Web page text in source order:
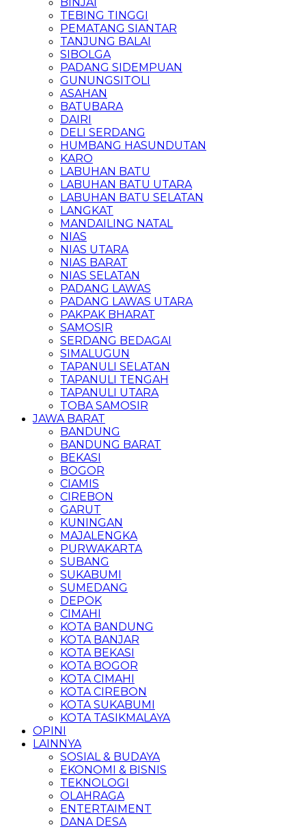
TEBING TINGGI
PEMATANG SIANTAR
TANJUNG BALAI
SIBOLGA
PADANG SIDEMPUAN
GUNUNGSITOLI
ASAHAN
BATUBARA
DAIRI
DELI SERDANG
HUMBANG HASUNDUTAN
KARO
LABUHAN BATU
LABUHAN BATU UTARA
LABUHAN BATU SELATAN
LANGKAT
MANDAILING NATAL
NIAS
NIAS UTARA
NIAS BARAT
NIAS SELATAN
PADANG LAWAS
PADANG LAWAS UTARA
PAKPAK BHARAT
SAMOSIR
SERDANG BEDAGAI
SIMALUGUN
TAPANULI SELATAN
TAPANULI TENGAH
TAPANULI UTARA
TOBA SAMOSIR
JAWA BARAT
BANDUNG
BANDUNG BARAT
BEKASI
BOGOR
CIAMIS
CIREBON
GARUT
KUNINGAN
MAJALENGKA
PURWAKARTA
SUBANG
SUKABUMI
SUMEDANG
DEPOK
CIMAHI
KOTA BANDUNG
KOTA BANJAR
KOTA BEKASI
KOTA BOGOR
KOTA CIMAHI
KOTA CIREBON
KOTA SUKABUMI
KOTA TASIKMALAYA
OPINI
LAINNYA
SOSIAL & BUDAYA
EKONOMI & BISNIS
TEKNOLOGI
OLAHRAGA
ENTERTAIMENT
DANA DESA